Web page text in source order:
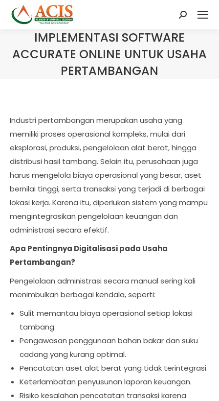
Search:
IMPLEMENTASI SOFTWARE
ACCURATE ONLINE UNTUK USAHA
PERTAMBANGAN
Industri pertambangan merupakan usaha yang
memiliki proses operasional kompleks, mulai dari
eksplorasi, produksi, pengelolaan alat berat, hingga
distribusi hasil tambang. Selain itu, perusahaan juga
harus mengelola biaya operasional yang besar, aset
bernilai tinggi, serta transaksi yang terjadi di berbagai
lokasi kerja. Karena itu, diperlukan sistem yang mampu
mengintegrasikan pengelolaan keuangan dan
administrasi secara efektif.
Apa Pentingnya Digitalisasi pada Usaha
Pertambangan?
Pengelolaan administrasi secara manual sering kali
menimbulkan berbagai kendala, seperti:
Sulit memantau biaya operasional setiap lokasi
tambang.
Pengawasan penggunaan bahan bakar dan suku
cadang yang kurang optimal.
Pencatatan aset alat berat yang tidak terintegrasi.
Keterlambatan penyusunan laporan keuangan.
Risiko kesalahan pencatatan transaksi karena